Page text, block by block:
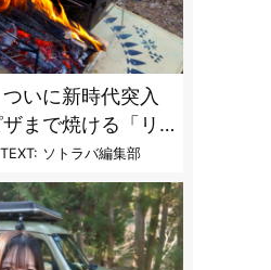
いに新時代突入
まで焼ける「リ
ブン」がスゴす
TEXT: ソトラバ編集部